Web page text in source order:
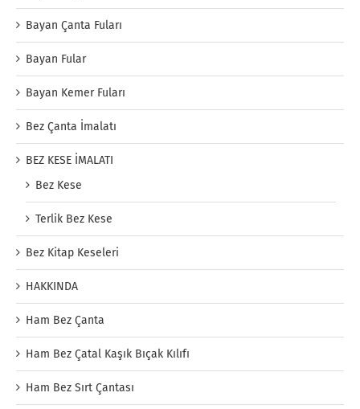
Bayan Çanta Fuları
Bayan Fular
Bayan Kemer Fuları
Bez Çanta İmalatı
BEZ KESE İMALATI
Bez Kese
Terlik Bez Kese
Bez Kitap Keseleri
HAKKINDA
Ham Bez Çanta
Ham Bez Çatal Kaşık Bıçak Kılıfı
Ham Bez Sırt Çantası